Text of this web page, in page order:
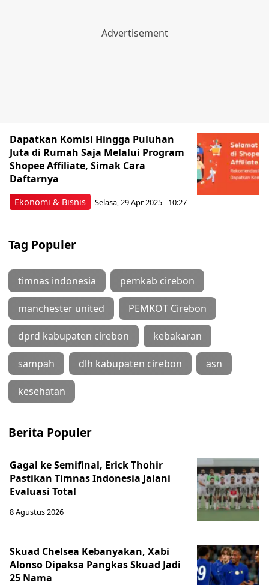
Ekonomi & Bisnis
Dapatkan Komisi Hingga Puluhan
Juta di Rumah Saja Melalui Program
Shopee Affiliate, Simak Cara
Daftarnya
Selasa, 29 Apr 2025 - 10:27
Tag Populer
timnas indonesia pemkab cirebon
manchester united PEMKOT Cirebon
dprd kabupaten cirebon kebakaran
sampah dlh kabupaten cirebon asn
kesehatan
Berita Populer
Gagal ke Semifinal, Erick Thohir
Pastikan Timnas Indonesia Jalani
Evaluasi Total
8 Agustus 2026
Skuad Chelsea Kebanyakan, Xabi
Alonso Dipaksa Pangkas Skuad Jadi
25 Nama